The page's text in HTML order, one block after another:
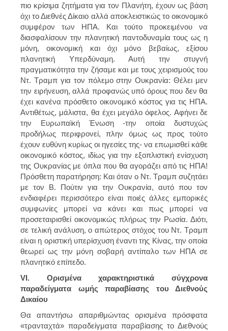
πιο κρίσιμα ζητήματα για τον Πλανήτη, έχουν ως βάση
όχι το Διεθνές Δίκαιο αλλά αποκλειστικώς το οικονομικό
συμφέρον των ΗΠΑ. Και τούτο προκειμένου να
διασφαλίσουν την πλανητική παντοδυναμία τους ως η
μόνη, οικονομική και όχι μόνο βεβαίως, εξίσου
πλανητική Υπερδύναμη. Αυτή την στυγνή
πραγματικότητα την ζήσαμε και με τους χειρισμούς του
Ντ. Τραμπ για τον πόλεμο στην Ουκρανία: Θέλει μεν
την ειρήνευση, αλλά προφανώς υπό όρους που δεν θα
έχει κανένα πρόσθετο οικονομικό κόστος για τις ΗΠΑ.
Αντιθέτως, μάλιστα, θα έχει μεγάλο όφελος. Αφήνει δε
την Ευρωπαϊκή Ένωση -την οποία δυστυχώς
προδήλως περιφρονεί, πλην όμως ως προς τούτο
έχουν ευθύνη κυρίως οι ηγεσίες της- να επωμισθεί κάθε
οικονομικό κόστος, ιδίως για την εξοπλιστική ενίσχυση
της Ουκρανίας με όπλα που θα αγοράζει από τις ΗΠΑ!
Πρόσθετη παρατήρηση: Και όταν ο Ντ. Τραμπ συζητάει
με τον Β. Πούτιν για την Ουκρανία, αυτό που τον
ενδιαφέρει περισσότερο είναι ποιές άλλες εμπορικές
συμφωνίες μπορεί να κάνει και πως μπορεί να
προσεταιρισθεί οικονομικώς πλήρως την Ρωσία. Διότι,
σε τελική ανάλυση, ο απώτερος στόχος του Ντ. Τραμπ
είναι η οριστική υπερίσχυση έναντι της Κίνας, την οποία
θεωρεί ως την μόνη σοβαρή αντίπαλο των ΗΠΑ σε
πλανητικό επίπεδο.
VI. Ορισμένα χαρακτηριστικά σύγχρονα
παραδείγματα ωμής παραβίασης του Διεθνούς
Δικαίου
Θα απαντήσω απαριθμώντας ορισμένα πρόσφατα
«τρανταχτά» παραδείγματα παραβίασης το Διεθνούς